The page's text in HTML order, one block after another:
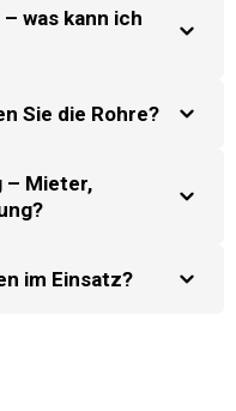
was kann ich
Sie die Rohre?
– Mieter,
im Einsatz?